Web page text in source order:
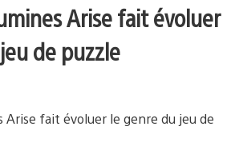
Arise fait évoluer
de puzzle